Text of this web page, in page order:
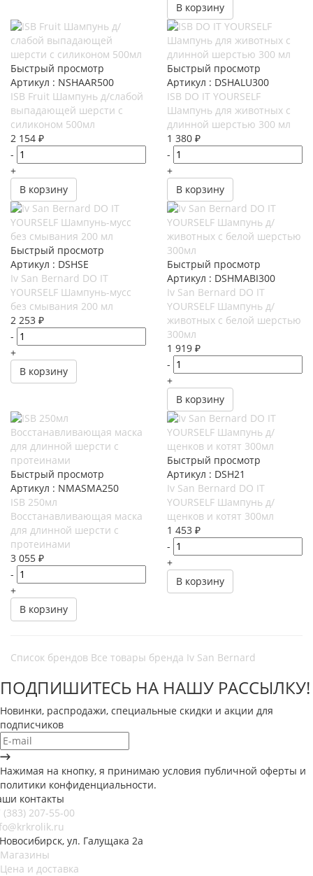
В корзину
Быстрый просмотр
Артикул : NSHAAR500
ISB Fruit Шампунь д/слабой
выпадающей шерсти с
силиконом 500мл
2 154 ₽
-
+
В корзину
Быстрый просмотр
Артикул : DSHALU300
ISB DO IT YOURSELF
Шампунь для животных с
длинной шерстью 300 мл
1 380 ₽
-
+
В корзину
Быстрый просмотр
Артикул : DSHSE
Iv San Bernard DO IT
YOURSELF Шампунь-мусс
без смывания 200 мл
2 253 ₽
-
+
В корзину
Быстрый просмотр
Артикул : DSHMABI300
Iv San Bernard DO IT
YOURSELF Шампунь д/
животных с белой шерстью
300мл
1 919 ₽
-
+
В корзину
Быстрый просмотр
Артикул : NMASMA250
ISB 250мл
Восстанавливающая маска
для длинной шерсти с
протеинами
3 055 ₽
-
+
В корзину
Быстрый просмотр
Артикул : DSH21
Iv San Bernard DO IT
YOURSELF Шампунь д/
щенков и котят 300мл
1 453 ₽
-
+
В корзину
Список брендов Все товары бренда Iv San Bernard
ПОДПИШИТЕСЬ НА НАШУ РАССЫЛКУ!
Новинки, распродажи, специальные скидки и акции для
подписчиков
Нажимая на кнопку, я принимаю условия публичной оферты и
политики конфиденциальности.
контакты
(383) 207-55-00
ул. Галущака 2а
Магазины
Цена и доставка